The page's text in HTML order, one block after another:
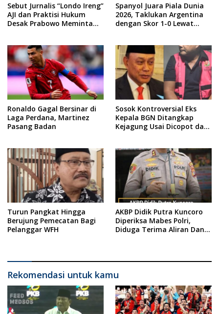
Sebut Jurnalis “Londo Ireng”
AJI dan Praktisi Hukum
Desak Prabowo Meminta
Spanyol Juara Piala Dunia
2026, Taklukan Argentina
dengan Skor 1-0 Lewat
Ronaldo Gagal Bersinar di
Laga Perdana, Martinez
Pasang Badan
Sosok Kontroversial Eks
Kepala BGN Ditangkap
Kejagung Usai Dicopot dari
Turun Pangkat Hingga
Berujung Pemecatan Bagi
Pelanggar WFH
AKBP Didik Putra Kuncoro
Diperiksa Mabes Polri,
Diduga Terima Aliran Dana
Rekomendasi untuk kamu